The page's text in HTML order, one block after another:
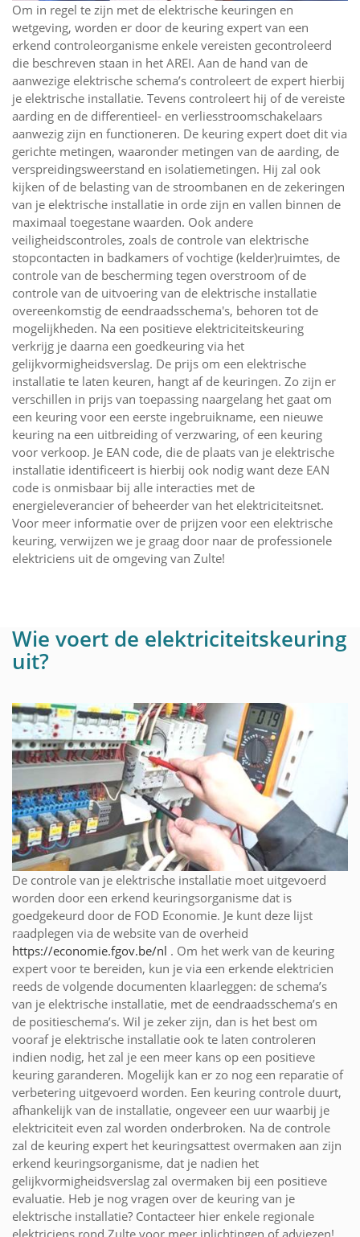
Om in regel te zijn met de elektrische keuringen en
wetgeving, worden er door de keuring expert van een
erkend controleorganisme enkele vereisten gecontroleerd
die beschreven staan in het AREI. Aan de hand van de
aanwezige elektrische schema’s controleert de expert hierbij
je elektrische installatie. Tevens controleert hij of de vereiste
aarding en de differentieel- en verliesstroomschakelaars
aanwezig zijn en functioneren. De keuring expert doet dit via
gerichte metingen, waaronder metingen van de aarding, de
verspreidingsweerstand en isolatiemetingen. Hij zal ook
kijken of de belasting van de stroombanen en de zekeringen
van je elektrische installatie in orde zijn en vallen binnen de
maximaal toegestane waarden. Ook andere
veiligheidscontroles, zoals de controle van elektrische
stopcontacten in badkamers of vochtige (kelder)ruimtes, de
controle van de bescherming tegen overstroom of de
controle van de uitvoering van de elektrische installatie
overeenkomstig de eendraadsschema's, behoren tot de
mogelijkheden. Na een positieve elektriciteitskeuring
verkrijg je daarna een goedkeuring via het
gelijkvormigheidsverslag. De prijs om een elektrische
installatie te laten keuren, hangt af de keuringen. Zo zijn er
verschillen in prijs van toepassing naargelang het gaat om
een keuring voor een eerste ingebruikname, een nieuwe
keuring na een uitbreiding of verzwaring, of een keuring
voor verkoop. Je EAN code, die de plaats van je elektrische
installatie identificeert is hierbij ook nodig want deze EAN
code is onmisbaar bij alle interacties met de
energieleverancier of beheerder van het elektriciteitsnet.
Voor meer informatie over de prijzen voor een elektrische
keuring, verwijzen we je graag door naar de professionele
elektriciens uit de omgeving van Zulte!
Wie voert de elektriciteitskeuring
uit?
De controle van je elektrische installatie moet uitgevoerd
worden door een erkend keuringsorganisme dat is
goedgekeurd door de FOD Economie. Je kunt deze lijst
raadplegen via de website van de overheid
https://economie.fgov.be/nl . Om het werk van de keuring
expert voor te bereiden, kun je via een erkende elektricien
reeds de volgende documenten klaarleggen: de schema’s
van je elektrische installatie, met de eendraadsschema’s en
de positieschema’s. Wil je zeker zijn, dan is het best om
vooraf je elektrische installatie ook te laten controleren
indien nodig, het zal je een meer kans op een positieve
keuring garanderen. Mogelijk kan er zo nog een reparatie of
verbetering uitgevoerd worden. Een keuring controle duurt,
afhankelijk van de installatie, ongeveer een uur waarbij je
elektriciteit even zal worden onderbroken. Na de controle
zal de keuring expert het keuringsattest overmaken aan zijn
erkend keuringsorganisme, dat je nadien het
gelijkvormigheidsverslag zal overmaken bij een positieve
evaluatie. Heb je nog vragen over de keuring van je
elektrische installatie? Contacteer hier enkele regionale
elektriciens rond Zulte voor meer inlichtingen of adviezen!